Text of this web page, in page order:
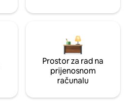
Prostor za rad na
prijenosnom
računalu